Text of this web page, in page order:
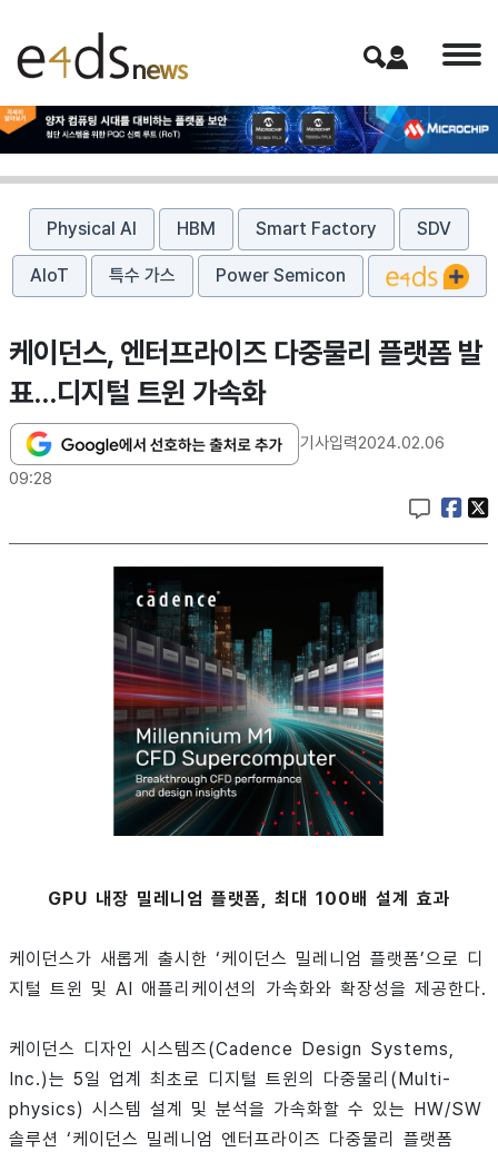
Physical AI HBM Smart Factory SDV
AIoT 특수 가스 Power Semicon
케이던스, 엔터프라이즈 다중물리 플랫폼 발
표…디지털 트윈 가속화
기사입력2024.02.06
09:28
GPU 내장 밀레니엄 플랫폼, 최대 100배 설계 효과
케이던스가 새롭게 출시한 ‘케이던스 밀레니엄 플랫폼’으로 디
지털 트윈 및 AI 애플리케이션의 가속화와 확장성을 제공한다.
케이던스 디자인 시스템즈(Cadence Design Systems,
Inc.)는 5일 업계 최초로 디지털 트윈의 다중물리(Multi-
physics) 시스템 설계 및 분석을 가속화할 수 있는 HW/SW
솔루션 ‘케이던스 밀레니엄 엔터프라이즈 다중물리 플랫폼